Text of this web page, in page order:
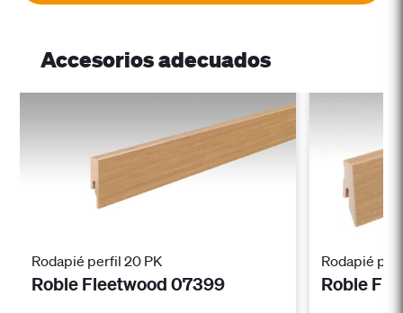
Accesorios adecuados
Rodapié perfil 20 PK
Roble Fleetwood 07399
Rodapié
Roble